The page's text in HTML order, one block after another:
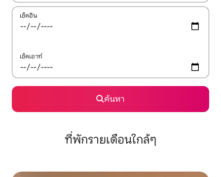
เช็คอิน
เช็คเอาท์
ค้นหา
ที่พักรายเดือนใกล้ๆ